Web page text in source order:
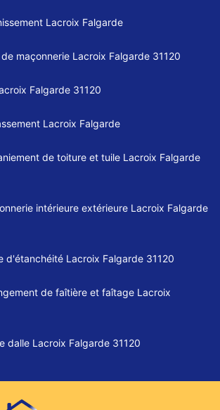
Lacroix Falgarde
maçonnerie Lacroix Falgarde 31120
Falgarde 31120
Lacroix Falgarde
de toiture et tuile Lacroix Falgarde
intérieure extérieure Lacroix Falgarde
d'étanchéité Lacroix Falgarde 31120
de faîtière et faîtage Lacroix
dalle Lacroix Falgarde 31120